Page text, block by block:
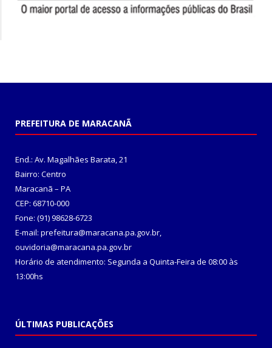
PREFEITURA DE MARACANÃ
End.: Av. Magalhães Barata, 21
Bairro: Centro
Maracanã – PA
CEP: 68710-000
Fone: (91) 98628-6723
E-mail: prefeitura@maracana.pa.gov.br,
ouvidoria@maracana.pa.gov.br
Horário de atendimento: Segunda a Quinta-Feira de 08:00 às
13:00hs
ÚLTIMAS PUBLICAÇÕES